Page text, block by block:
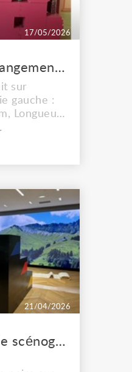
17/05/2026
Meuble de rangements en bois laqué rouge avec éclairage dans les niches
sur
gauche :
Longueur
50
134 cm
cm Avec
tiroirs pour
des
et DVD, ...
21/04/2026
DON Estrade scénographique noire sur mesure 2 blocs assemblables 300 x 200 x 150 cm